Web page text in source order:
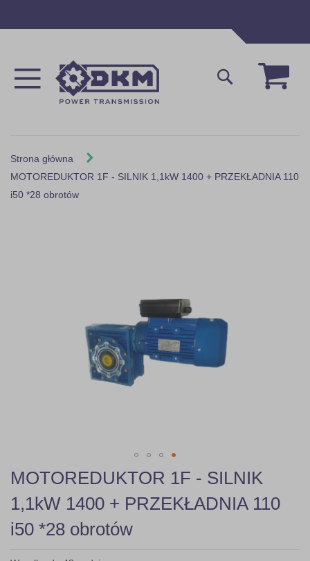
Mój
Szukaj
Strona główna
MOTOREDUKTOR 1F - SILNIK 1,1kW 1400 + PRZEKŁADNIA 110
i50 *28 obrotów
Skip
to
the
beginning
of
the
MOTOREDUKTOR 1F - SILNIK
1,1kW 1400 + PRZEKŁADNIA 110
i50 *28 obrotów